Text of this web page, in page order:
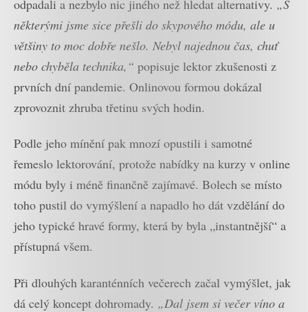
odpadali a nezbylo nic jiného než hledat alternativy. „S
některými jsme sice přešli do skypového módu, ale u
většiny to moc dobře nešlo. Nebyl najednou čas, chuť
nebo chyběla technika,“ popisuje lektor zkušenosti z
prvních dní pandemie. Onlinovou formou dokázal
zprovoznit zhruba třetinu svých hodin.
Podle jeho mínění pak mnozí opustili i samotné
řemeslo lektorování, protože nabídky na kurzy v online
módu byly i méně finančně zajímavé. Bolech se místo
toho pustil do vymýšlení a napadlo ho dát vzdělání do
jeho typické hravé formy, která by byla „instantnější“ a
přístupná všem.
Při dlouhých karanténních večerech začal vymýšlet, jak
dá celý koncept dohromady. „Dal jsem si večer víno a